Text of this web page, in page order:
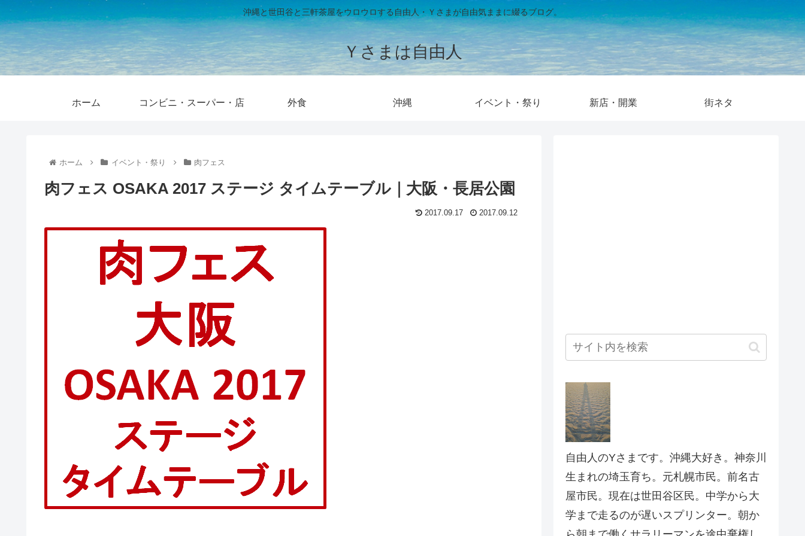
沖縄と世田谷と三軒茶屋をウロウロする自由人・Ｙさまが自由気ままに綴るブログ。
Ｙさまは自由人
ホーム コンビニ・スーパー・店 外食 沖縄 イベント・祭り 新店・開業 街ネタ
ホーム イベント・祭り 肉フェス
肉フェス OSAKA 2017 ステージ タイムテーブル｜大阪・長居公園
2017.09.17 2017.09.12
自由人のYさまです。沖縄大好き。神奈川
生まれの埼玉育ち。元札幌市民。前名古
屋市民。現在は世田谷区民。中学から大
学まで走るのが遅いスプリンター。朝か